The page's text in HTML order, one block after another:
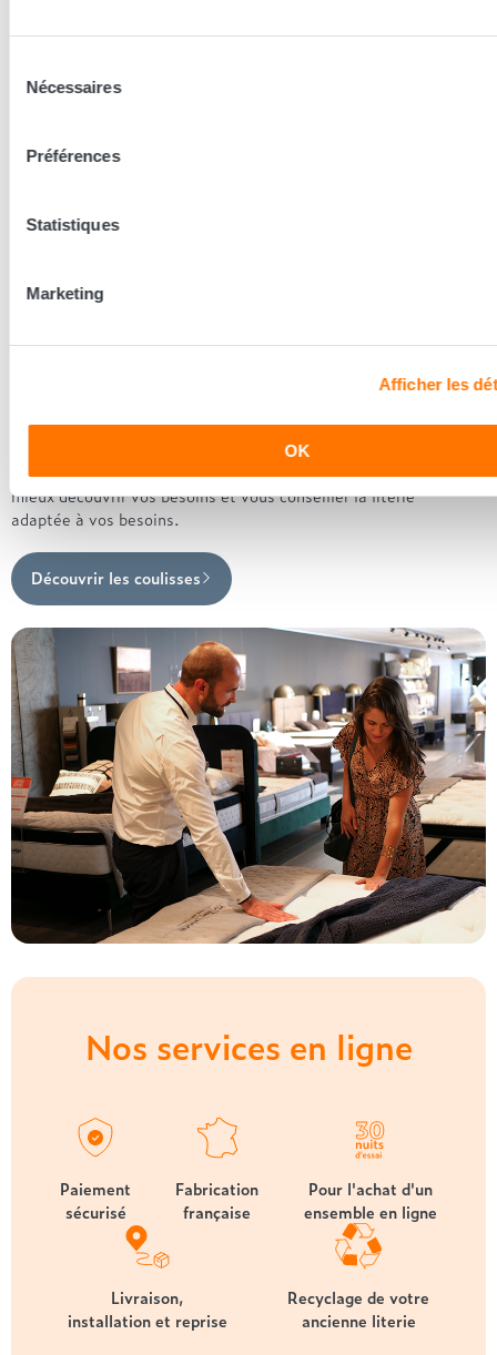
Nécessaires
Préférences
Statistiques
Marketing
Afficher les
OK
Sommier coffre Hendaye
Les conseillers Grand Litier
Nos conseillers prennent le temps de vous écouter pour
mieux découvrir vos besoins et vous conseiller la literie
adaptée à vos besoins.
Découvrir les coulisses
Nos services en ligne
Paiement
sécurisé
Fabrication
française
Pour l'achat d'un
ensemble en ligne
Livraison,
installation et reprise
Recyclage de votre
ancienne literie